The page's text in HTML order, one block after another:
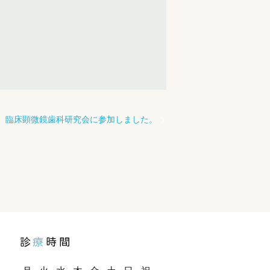
臨床顕微鏡歯科研究会に参加しました。
診療 時間